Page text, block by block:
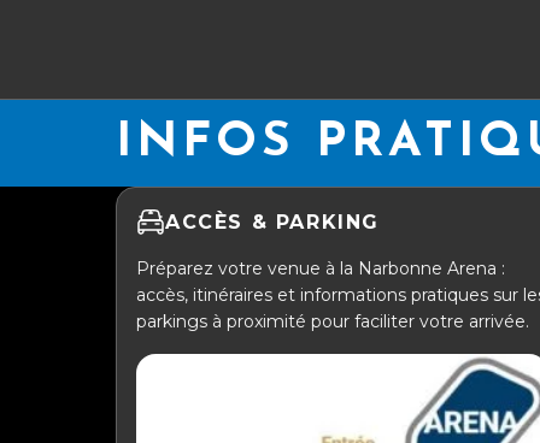
INFOS
ACCÈS & PARKING
Préparez votre venue à la Narbonne Arena :
accès, itinéraires et informations pratiques sur
parkings à proximité pour faciliter votre arrivée.